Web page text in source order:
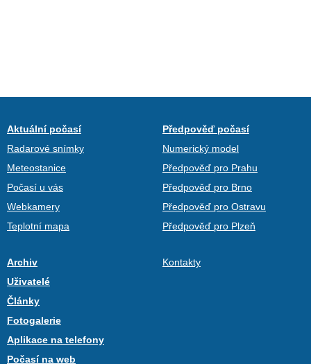
Aktuální počasí
Radarové snímky
Meteostanice
Počasí u vás
Webkamery
Teplotní mapa
Předpověď počasí
Numerický model
Předpověď pro Prahu
Předpověď pro Brno
Předpověď pro Ostravu
Předpověď pro Plzeň
Archiv
Uživatelé
Články
Fotogalerie
Aplikace na telefony
Počasí na web
Kontakty